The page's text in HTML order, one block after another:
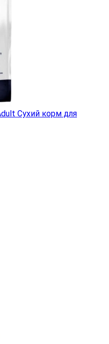
Сухий корм для